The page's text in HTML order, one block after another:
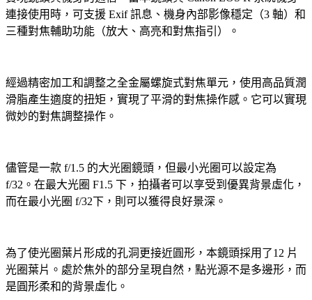
連接使用時，可支援 Exif 訊息、機身內部影像穩定（3 軸）和
三種對焦輔助功能（放大、高亮和對焦指引）。
經過精密加工和調整之全金屬螺旋式對焦單元，使用高品質潤
滑脂產生適度的扭矩，實現了平滑的對焦操作感。它可以實現
微妙的對焦調整操作。
儘管是一款 f/1.5 的大光圈鏡頭，但最小光圈可以設定為
f/32。在最大光圈 F1.5 下，拍攝者可以享受到優異背景虛化，
而在最小光圈 f/32下，則可以獲得良好景深。
為了使光圈葉片形成的孔洞更接近圓形，本鏡頭採用了12 片
光圈葉片。處於焦外的部分呈現自然，點光源不是多邊形，而
是圓形柔和的背景虛化。